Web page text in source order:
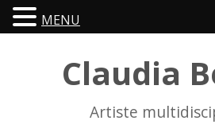
Claudia
Artiste
MENU